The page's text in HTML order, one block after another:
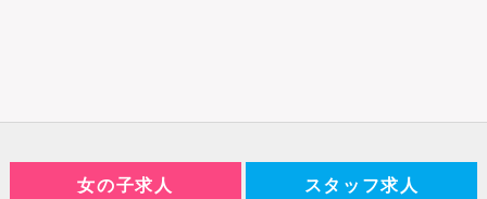
女の子求人 スタッフ求人